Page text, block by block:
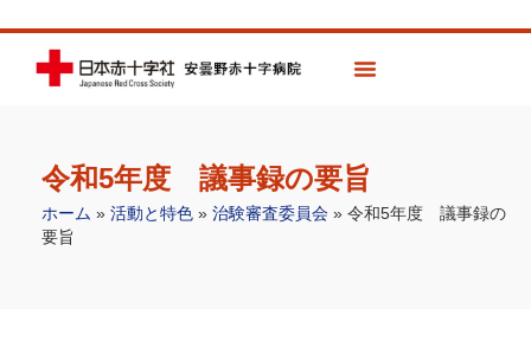
令和5年度 議事録の要旨
ホーム » 活動と特色 » 治験審査委員会 » 令和5年度 議事録の
要旨